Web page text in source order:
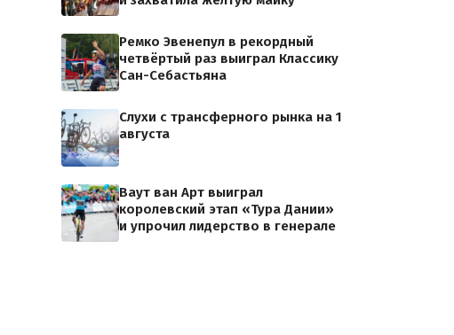
Ремко Эвенепул в рекордный
четвёртый раз выиграл Классику
Сан-Себастьяна
Слухи с трансферного рынка на 1
августа
Ваут ван Арт выиграл
королевский этап «Тура Дании»
и упрочил лидерство в генерале